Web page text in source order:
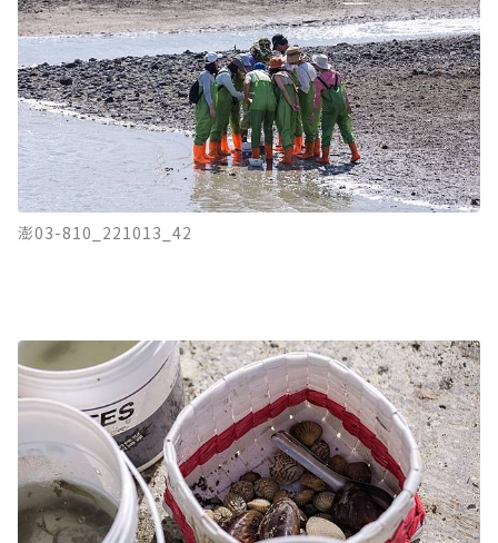
澎03-810_221013_42